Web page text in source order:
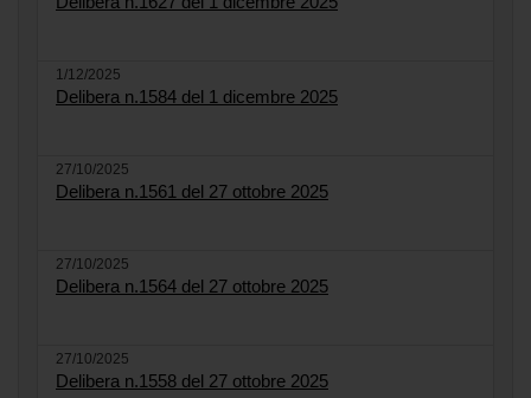
1/12/2025
Delibera n.1584 del 1 dicembre 2025
27/10/2025
Delibera n.1561 del 27 ottobre 2025
27/10/2025
Delibera n.1564 del 27 ottobre 2025
27/10/2025
Delibera n.1558 del 27 ottobre 2025